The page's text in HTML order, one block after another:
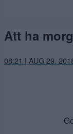
Att ha
08:21 | AUG 29.